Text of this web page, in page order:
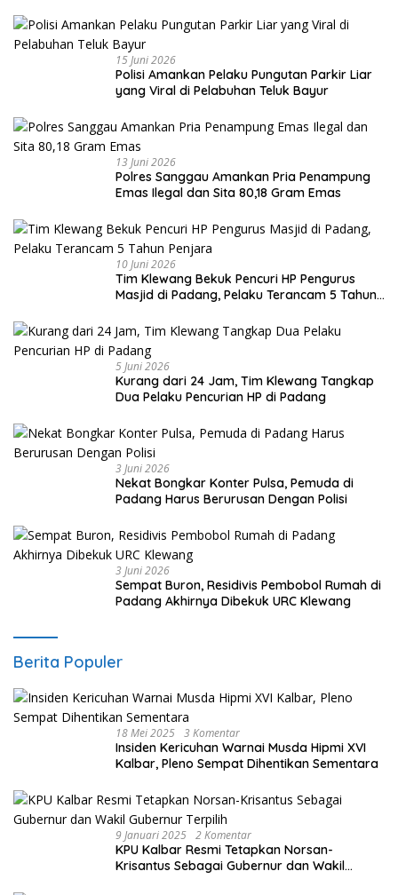
15 Juni 2026
Polisi Amankan Pelaku Pungutan Parkir Liar
yang Viral di Pelabuhan Teluk Bayur
13 Juni 2026
Polres Sanggau Amankan Pria Penampung
Emas Ilegal dan Sita 80,18 Gram Emas
10 Juni 2026
Tim Klewang Bekuk Pencuri HP Pengurus
Masjid di Padang, Pelaku Terancam 5 Tahun
5 Juni 2026
Kurang dari 24 Jam, Tim Klewang Tangkap
Dua Pelaku Pencurian HP di Padang
3 Juni 2026
Nekat Bongkar Konter Pulsa, Pemuda di
Padang Harus Berurusan Dengan Polisi
3 Juni 2026
Sempat Buron, Residivis Pembobol Rumah di
Padang Akhirnya Dibekuk URC Klewang
Berita Populer
18 Mei 2025 3 Komentar
Insiden Kericuhan Warnai Musda Hipmi XVI
Kalbar, Pleno Sempat Dihentikan Sementara
9 Januari 2025 2 Komentar
KPU Kalbar Resmi Tetapkan Norsan-
Krisantus Sebagai Gubernur dan Wakil